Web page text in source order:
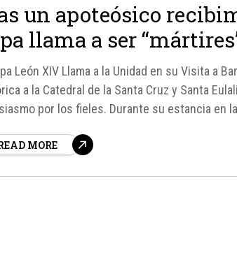
un apoteósico
llama a ser
León XIV Llama a la Unidad en su Visita a
a la Catedral de la Santa Cruz y Santa
por los fieles. Durante su estancia en
MORE